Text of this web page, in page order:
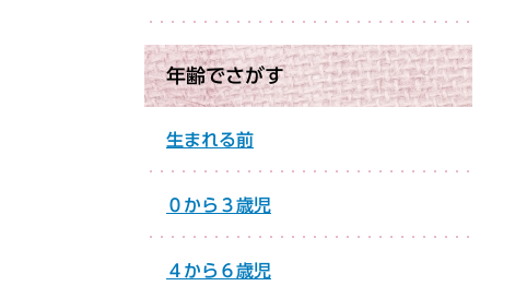
年齢でさがす
生まれる前
０から３歳児
４から６歳児